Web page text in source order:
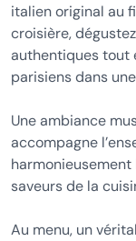
italien original au
croisière,
authentiques tout
parisiens dans
Une ambiance
accompagne
saveurs de la
Au menu, un